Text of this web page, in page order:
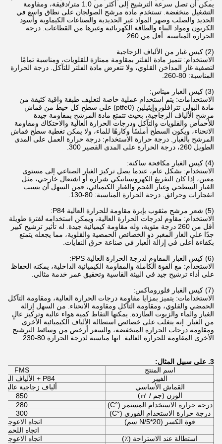
يمكن أن تصل سرعة الترشيح إلى أكثر من 1.0 متر/دقيقة، ومقاومة
التشغيل منخفضة. تستخدم مادة مرشح الصولجان على نطاق واسع في
الحديد والصلب وصهر المواد غير الحديدية والصناعات الكيماوية وأسود
الكربون ومواد البناء والطاقة الكهربائية وغيرها من القطاعات. درجة
الحرارة المناسبة: أقل من 260.
(2) كيس غبار من الألياف الزجاجية
الاستخدام: تتميز مادة الفلتر بمقاومة ممتازة للقلويات، ومناسبة تمامًا
لتصفية غاز المداخن القلوي، ولا تتعرض مادة الفلتر للتآكل. درجة الحرارة
المناسبة: 80-260.
(3) كيس الغبار ميتاس:
الاستخدامات: يتم استخدام عملية خاصة لتغليف طبقة واقية كثيفة من
مادة البولي تترافلوروإيثيلين (ptfe0) على سطح كل خيط من قماش
مرشح الألياف الزجاجية، بحيث تتمتع مادة المرشح بمقاومة جيدة
للأحماض والقلويات والتآكل ودرجات الحرارة العالية والاحتكاك ومقاومة
الانحناء، ويكون السطح أملسًا وكارهًا للماء، ولا يمكن تغطية سطح قماش
المرشح بالغبار. درجة حرارة الاستخدام: درجة حرارة العمل على المدى
الطويل 260، درجة الحرارة على المدى القصير 300.
(4) كيس الغبار مكافحة ساكنة:
الاستخدام: بشكل عام، عندما يصل تركيز الغبار الصناعي إلى مستوى
معين، إذا كان التفريغ الكهروستاتيكي شرارة أو اشتعال خارجي، مثل
الغبار السطحي وغبار الفحم والغبار الكيميائي، فمن السهل أن يسبب
انفجارات وحرائق. درجة الحرارة المناسبة: 80-130.
(5) شعر مرشح مثقوب بإبرة مقاومة للحرارة العالية P84:
الاستخدام: مقاوم لدرجات الحرارة العالية، ويمكن استخدامه لفترة طويلة
أقل من 260 درجة مئوية، وله مقاومة كيميائية جيدة. له تأثير ترشيح كبير
جدًا على الغاز المغبر ذو الخصائص الحمضية والقلوية، مما يجعله يتمتع
بكفاءة أعلى في إزالة الغبار في صناعة حرق النفايات.
(6) كيس الغبار المقاوم لدرجة الحرارة العالية PPS:
الاستخدام: مع القوة الكاملة والمقاومة الكيميائية الداخلية، يمكنه الحفاظ
على أداء ترشيح جيد في البيئة القاسية وتحقيق عمر خدمة مثالي.
(7) كيس الغبار فلوروماكس:
الاستخدامات: يتميز بمزايا مقاومة درجات الحرارة العالية، ومقاومة التآكل
الحمضي والقلوي، ومقاومة التآكل ومقاومة الانحناء. من السهل إزالة
الغبار والماء والزيوت الطاردة. يمكنها التقاط كمية هواء عالية وتركيز عالٍ
من الغبار. إنه يتغلب على خصائص استطالة الألياف الكيميائية الأخرى
ومقاومة درجات الحرارة المنخفضة، والسعر أرخص من وسائط الترشيح
الأخرى المقاومة للحرارة العالية. انها مناسبة لدرجة الحرارة 80-230.
3. على سبيل المثال:
اسم المنتج
FMS
الفيبر
P84 + الألياف الزجاجية
القماش الأساسي
ألياف زجاجية عالية
الوزن (جم / ㎡)
850
درجة حرارة الاستخدام المستمر (°C)
280
درجة حرارة الاستخدام الفوري (°C)
300
قوة الكسر (N/5*20 سم)
اتجاه الاعوجاج
اتجاه اللحمة
استطالة عند الاستراحة (٪)
اتجاه الاعوجاج